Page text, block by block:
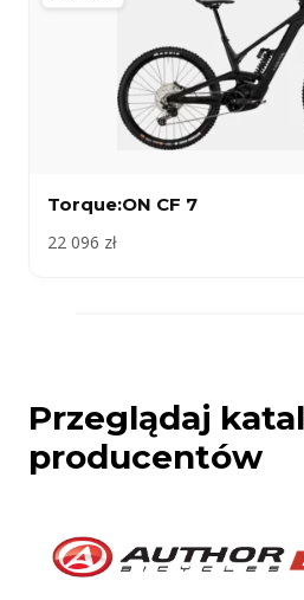
Torque:ON CF 7
22 096 zł
Przeglądaj
producentów